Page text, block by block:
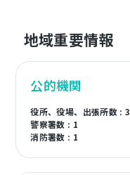
地域重要情報
公的機関
役所、役場、出張所数 : 3
警察署数 : 1
消防署数 : 1